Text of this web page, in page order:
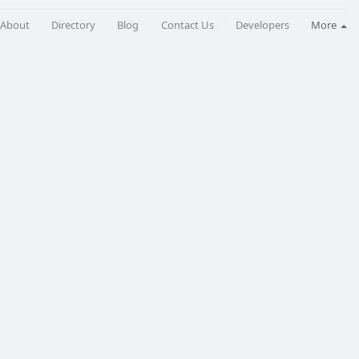
About Directory Blog Contact Us Developers More